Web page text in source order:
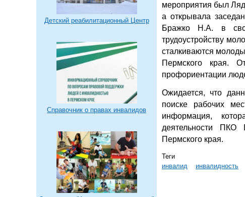
Детский реабилитационный Центр
Справочник о правах инвалидов
мероприятия был
а открывала
Бражко Н.А. в
трудоустройству
сталкиваются
Пермского края.
профориентации
Ожидается, что
поиске рабочих
информация,
деятельности ПКО
Пермского края.
Теги
инвалид
инвалидность